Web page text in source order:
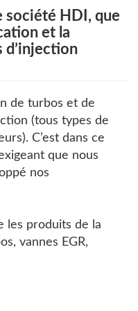
société HDI, que
et la
d’injection
de turbos et de
(tous types de
C’est dans ce
que nous
nos
les produits de la
vannes EGR,